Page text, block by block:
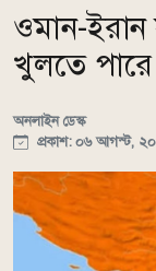
ওমান-
খুলতে
অনলাইন ডেস্ক
প্রকাশ: ০৬ আগস্ট,